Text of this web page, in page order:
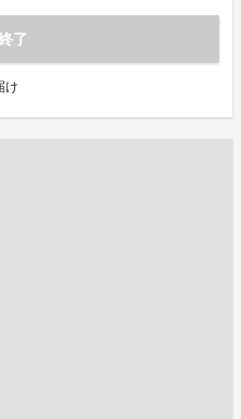
了
け